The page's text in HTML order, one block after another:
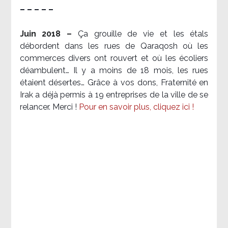
– – – – –
Juin 2018 – Ça grouille de vie et les étals
débordent dans les rues de Qaraqosh où les
commerces divers ont rouvert et où les écoliers
déambulent… Il y a moins de 18 mois, les rues
étaient désertes… Grâce à vos dons, Fraternité en
Irak a déjà permis à 19 entreprises de la ville de se
relancer. Merci ! Pour en savoir plus, cliquez ici !